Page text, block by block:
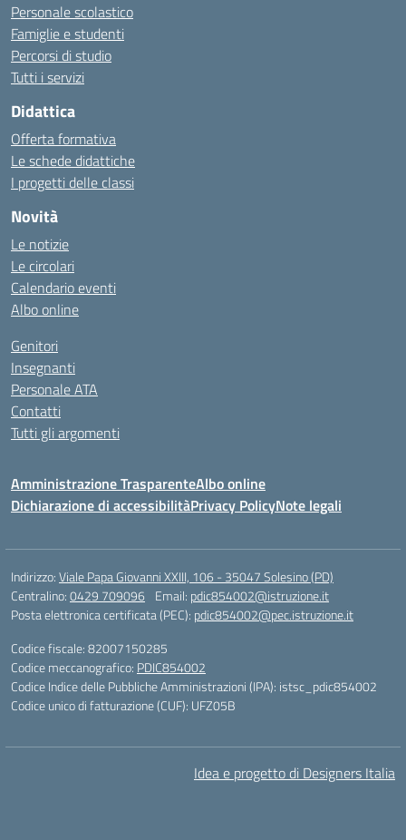
Personale scolastico
Famiglie e studenti
Percorsi di studio
Tutti i servizi
Didattica
Offerta formativa
Le schede didattiche
I progetti delle classi
Novità
Le notizie
Le circolari
Calendario eventi
Albo online
Genitori
Insegnanti
Personale ATA
Contatti
Tutti gli argomenti
Amministrazione TrasparenteAlbo online
Dichiarazione di accessibilitàPrivacy PolicyNote legali
Indirizzo:Viale Papa Giovanni XXIII, 106 - 35047 Solesino (PD)
Centralino:0429 709096 Email: pdic854002@istruzione.it
Posta elettronica certificata (PEC): pdic854002@pec.istruzione.it
Codice fiscale: 82007150285
Codice meccanografico: PDIC854002
Codice Indice delle Pubbliche Amministrazioni (IPA): istsc_pdic854002
Codice unico di fatturazione (CUF): UFZ05B
Idea e progetto di Designers Italia